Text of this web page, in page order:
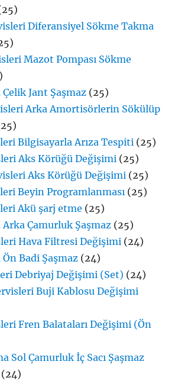
Diferansiyel Sökme Takma
Mazot Pompası Sökme
Çelik Jant Şaşmaz (25)
Arka Amortisörlerin Sökülüp
Bilgisayarla Arıza Tespiti (25)
Aks Körüğü Değişimi (25)
Aks Körüğü Değişimi (25)
Beyin Programlanması (25)
Akü şarj etme (25)
Arka Çamurluk Şaşmaz (25)
Hava Filtresi Değişimi (24)
Ön Badi Şaşmaz (24)
Debriyaj Değişimi (Set) (24)
Buji Kablosu Değişimi
Fren Balataları Değişimi (Ön
Sol Çamurluk İç Sacı Şaşmaz
(24)